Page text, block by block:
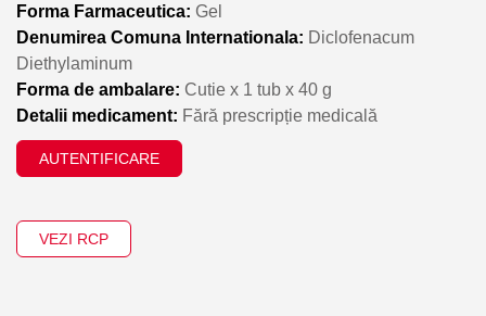
Forma Farmaceutica: Gel
Denumirea Comuna Internationala: Diclofenacum
Diethylaminum
Forma de ambalare: Cutie x 1 tub x 40 g
Detalii medicament: Fără prescripție medicală
AUTENTIFICARE
VEZI RCP